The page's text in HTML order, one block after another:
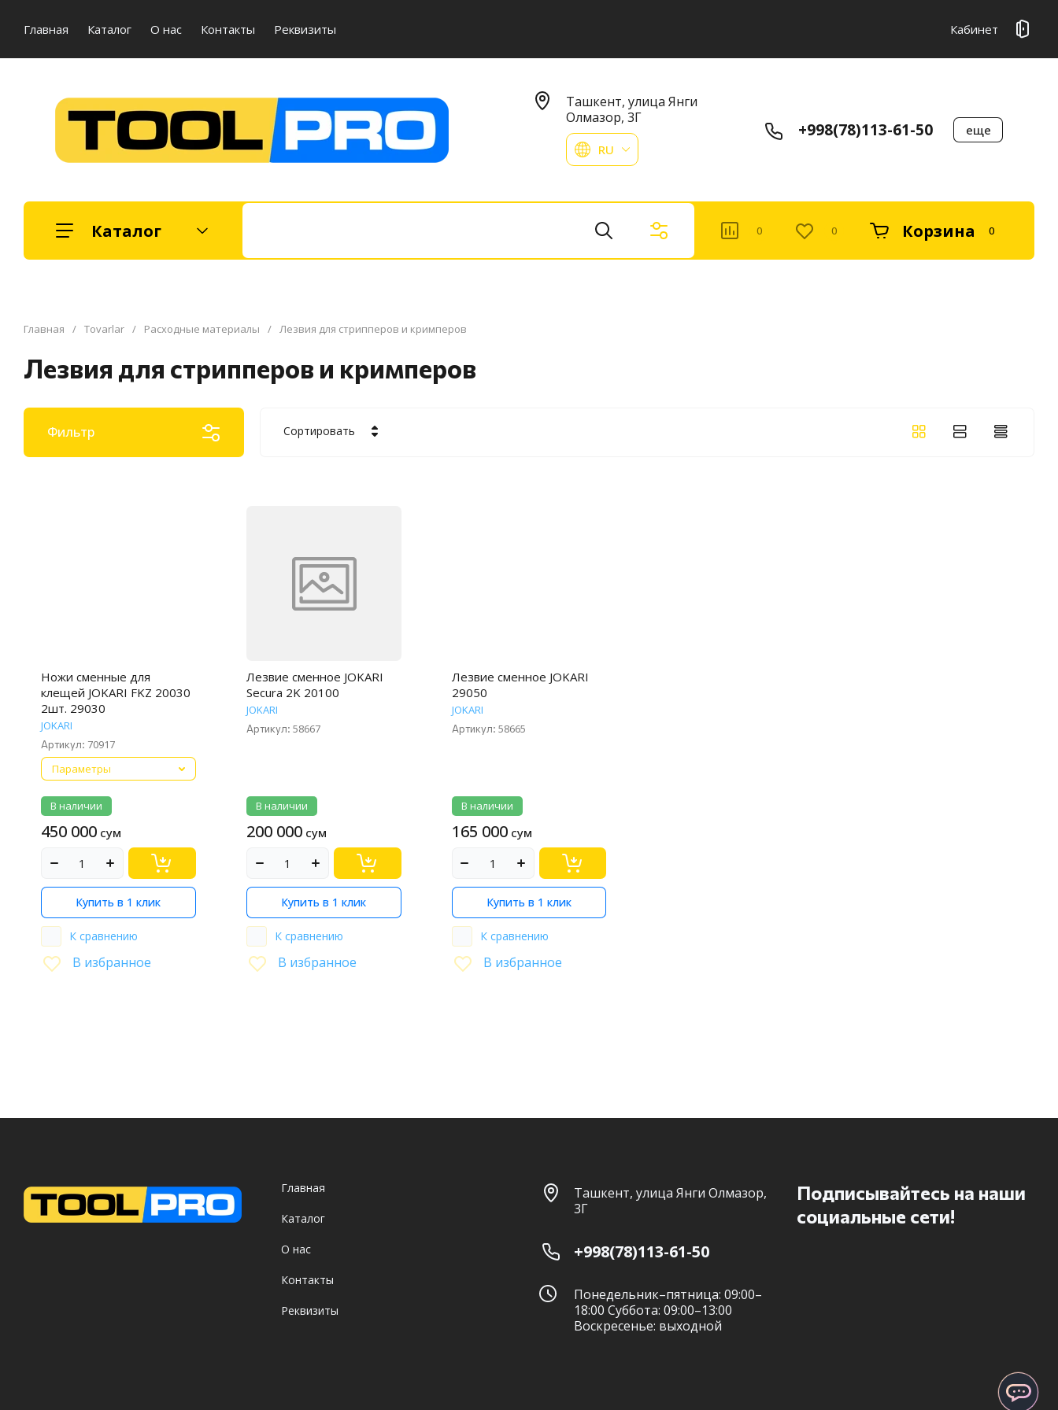
Главная Каталог О нас Контакты Реквизиты Кабинет
Ташкент, улица Янги
Олмазор, 3Г
RU
+998(78)113-61-50 еще
Каталог 0 0 Корзина 0
Главная / Tovarlar / Расходные материалы / Лезвия для стрипперов и кримперов
Лезвия для стрипперов и кримперов
Фильтр Сортировать
Название - А-Я
Ножи сменные для
клещей JOKARI FKZ 20030
2шт. 29030
JOKARI
Артикул: 70917
Параметры
В наличии
450 000 сум
Купить в 1 клик
К сравнению
В избранное
Лезвие сменное JOKARI
Secura 2K 20100
JOKARI
Артикул: 58667
В наличии
200 000 сум
Купить в 1 клик
К сравнению
В избранное
Лезвие сменное JOKARI
29050
JOKARI
Артикул: 58665
В наличии
165 000 сум
Купить в 1 клик
К сравнению
В избранное
Главная
Каталог
О нас
Контакты
Реквизиты
Ташкент, улица Янги Олмазор,
3Г
+998(78)113-61-50
Понедельник–пятница: 09:00–
18:00 Суббота: 09:00–13:00
Воскресенье: выходной
Подписывайтесь на наши
социальные сети!